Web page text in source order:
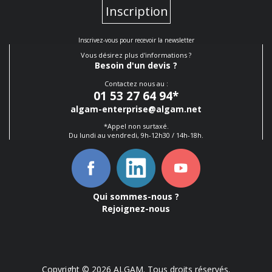
Inscription
Inscrivez-vous pour recevoir la newsletter
Vous désirez plus d'informations ?
Besoin d'un devis ?
Contactez nous au :
01 53 27 64 94*
algam-enterprise@algam.net
*Appel non surtaxé.
Du lundi au vendredi, 9h-12h30 / 14h-18h.
Qui sommes-nous ?
Rejoignez-nous
Copyright © 2026 ALGAM. Tous droits réservés.